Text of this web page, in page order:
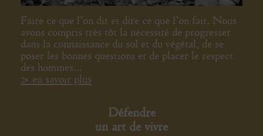
Faire ce que l’on dit et dire ce que l’on fait. Nous
avons compris très tôt la nécessité de progresser
dans la connaissance du sol et du végétal, de se
poser les bonnes questions et de placer le respect
des hommes…
> en savoir plus
Défendre
un art de vivre